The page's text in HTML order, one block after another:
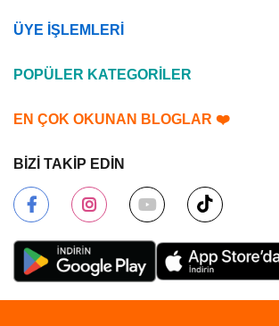
ÜYE İŞLEMLERİ
POPÜLER KATEGORİLER
EN ÇOK OKUNAN BLOGLAR ❤️
BİZİ TAKİP EDİN